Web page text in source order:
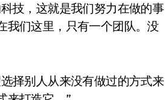
技，这就是我们努力在做的事
我们这里，只有一个团队。没
择别人从来没有做过的方式来